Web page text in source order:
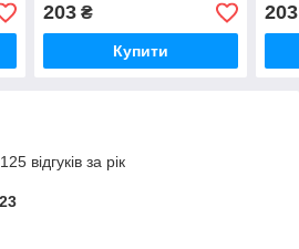
203₴
Купити
203
відгуків за рік